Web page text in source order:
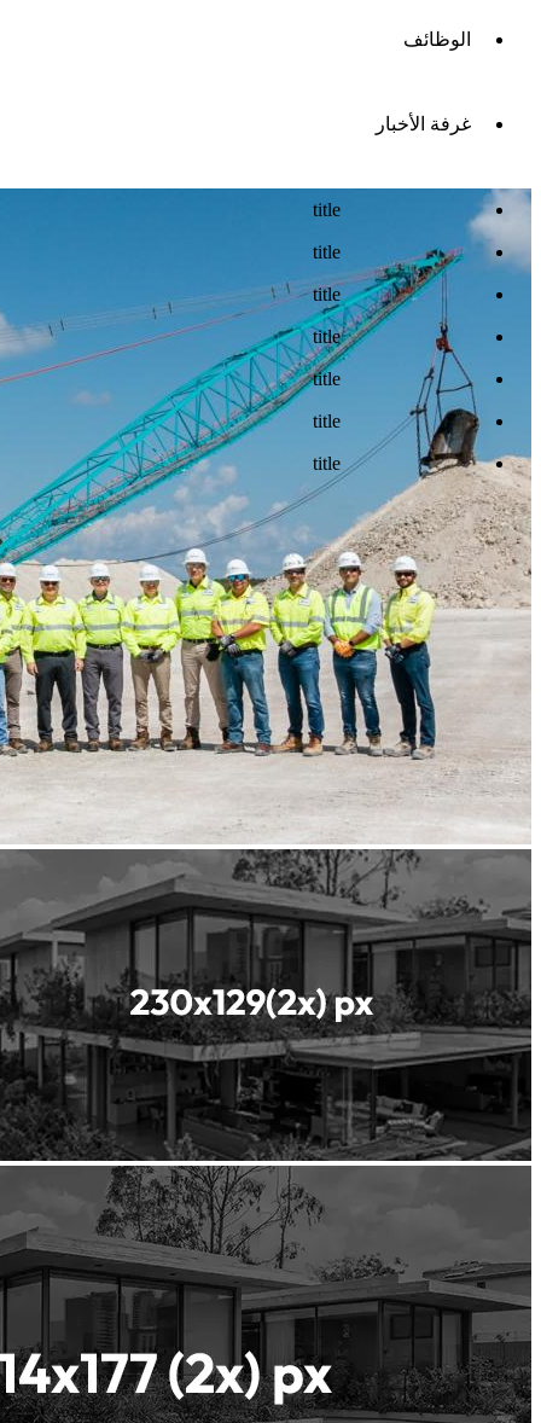
الوظائف
غرفة الأخبار
title
title
title
title
title
title
title